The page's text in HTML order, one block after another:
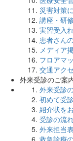
災害対策
講座・研
実習受入
患者さん
メディア
フロアマ
交通アク
外来受診のご案
外来受診
初めて受
紹介状を
受診の流
外来担当表